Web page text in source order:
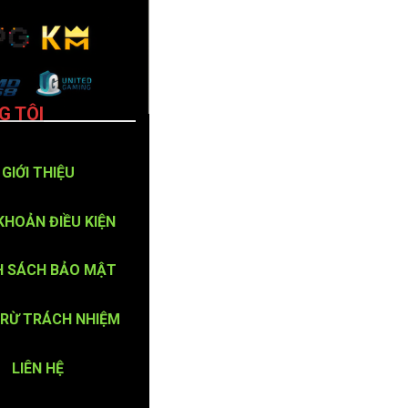
TÔI
GIỚI THIỆU
ĐIỀU KIỆN
SÁCH BẢO MẬT
TRÁCH NHIỆM
LIÊN HỆ